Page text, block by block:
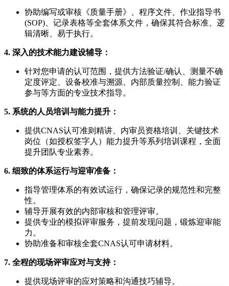
协助编写或审核《质量手册》、程序文件、作业指导书
(SOP)、记录表格等全套体系文件，确保其符合标准、逻
辑清晰、易于执行。
4. 深入的技术能力建设辅导：
针对您申请的认可范围，提供方法验证/确认、测量不确
定度评定、设备校准与溯源、内部质量控制、能力验证
参与等方面的专业技术指导。
5. 系统的人员培训与能力提升：
提供CNAS认可准则精讲、内审员资格培训、关键技术
岗位（如授权签字人）能力提升等系列培训课程，全面
提升团队专业素养。
6. 细致的体系运行与迎审准备：
指导管理体系的有效试运行，确保记录的规范性和完整
性。
辅导开展有效的内部审核和管理评审。
提供专业的模拟评审服务，提前发现问题，锻炼迎审能
力。
协助准备和审核全套CNAS认可申请材料。
7. 全程的现场评审应对与支持：
提供现场评审的应对策略和沟通技巧辅导。